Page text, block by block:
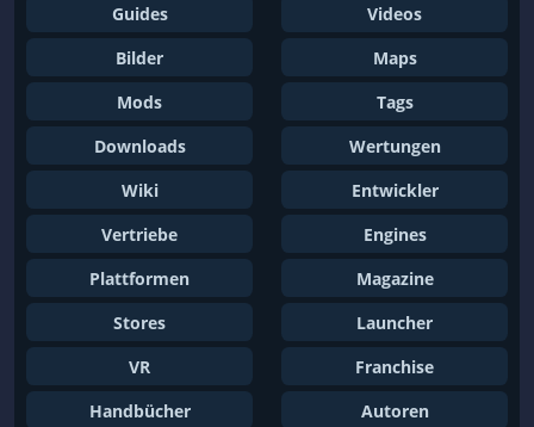
Guides
Videos
Bilder
Maps
Mods
Tags
Downloads
Wertungen
Wiki
Entwickler
Vertriebe
Engines
Plattformen
Magazine
Stores
Launcher
VR
Franchise
Handbücher
Autoren